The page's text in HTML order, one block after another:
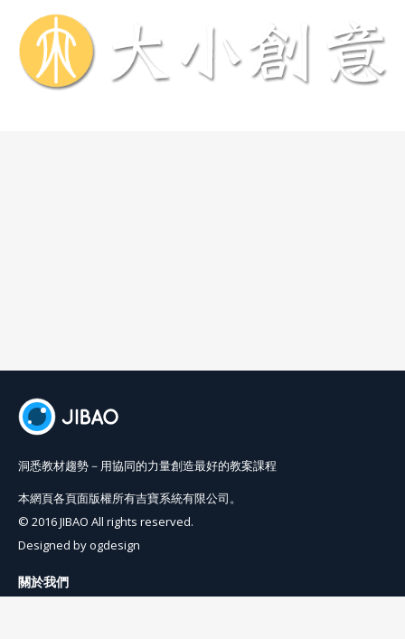
洞悉教材趨勢－用協同的力量創造最好的教案課程
本網頁各頁面版權所有吉寶系統有限公司。
© 2016 JIBAO All rights reserved.
Designed byogdesign
關於我們